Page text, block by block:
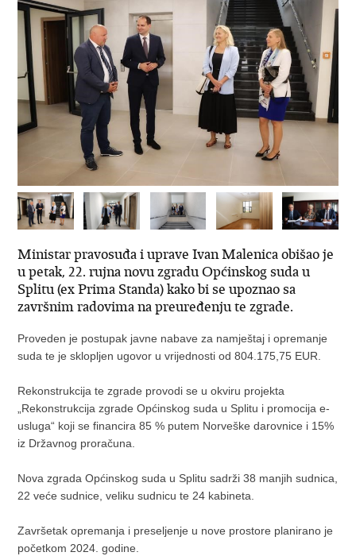
Ministar pravosuđa i uprave Ivan Malenica obišao je
u petak, 22. rujna novu zgradu Općinskog suda u
Splitu (ex Prima Standa) kako bi se upoznao sa
završnim radovima na preuređenju te zgrade.
Proveden je postupak javne nabave za namještaj i opremanje
suda te je sklopljen ugovor u vrijednosti od 804.175,75 EUR.
Rekonstrukcija te zgrade provodi se u okviru projekta
„Rekonstrukcija zgrade Općinskog suda u Splitu i promocija e-
usluga“ koji se financira 85 % putem Norveške darovnice i 15%
iz Državnog proračuna.
Nova zgrada Općinskog suda u Splitu sadrži 38 manjih sudnica,
22 veće sudnice, veliku sudnicu te 24 kabineta.
Završetak opremanja i preseljenje u nove prostore planirano je
početkom 2024. godine.